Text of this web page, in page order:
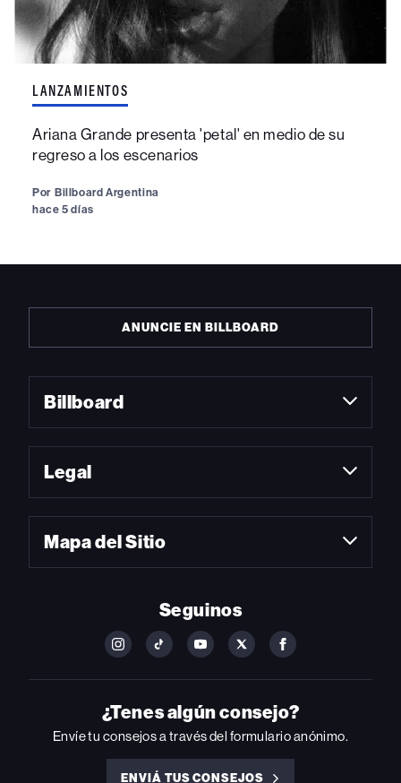
LANZAMIENTOS
Ariana Grande presenta 'petal' en medio de su
regreso a los escenarios
Por Billboard Argentina
hace 5 días
ANUNCIE EN BILLBOARD
Billboard
Legal
Mapa del Sitio
Seguinos
FOLLOW
ON
INSTAGRAM
FOLLOW
ON
YOUTUBE
FOLLOW
ON
YOUTUBE
FOLLOW
ON
FOLLOW
ON
FACEBOOK
¿Tenes algún consejo?
Envíe tu consejos a través del formulario anónimo.
ENVIÁ TUS CONSEJOS